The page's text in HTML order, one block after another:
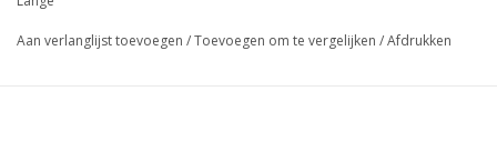
Aan verlanglijst toevoegen /Toevoegen om te vergelijken /Afdrukken